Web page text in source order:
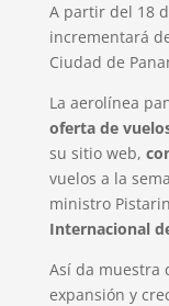
A partir del 18
incrementará
Ciudad de
La aerolínea
oferta de
su sitio web,
vuelos a la
ministro
Internacional
Así da muestra
expansión y